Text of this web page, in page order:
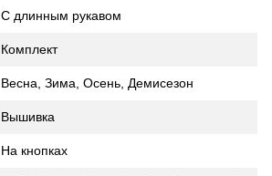
С длинным рукавом
Комплект
Весна Зима Осень Демисезон
Вышивка
На кнопках